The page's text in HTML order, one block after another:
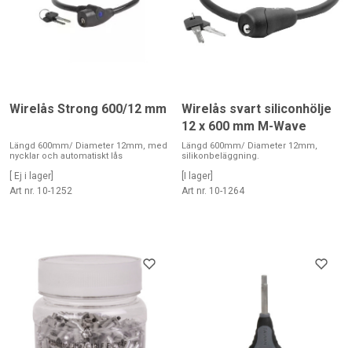
Wirelås Strong 600/12 mm
Längd 600mm/ Diameter 12mm, med
nycklar och automatiskt lås
[ Ej i lager]
Art nr. 10-1252
Wirelås svart siliconhölje
12 x 600 mm M-Wave
Längd 600mm/ Diameter 12mm,
silikonbeläggning.
[I lager]
Art nr. 10-1264